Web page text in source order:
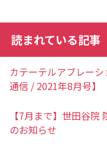
読まれている記事
カテーテルアブレー
通信 / 2021年8月号】
【7月まで】世田谷
のお知らせ